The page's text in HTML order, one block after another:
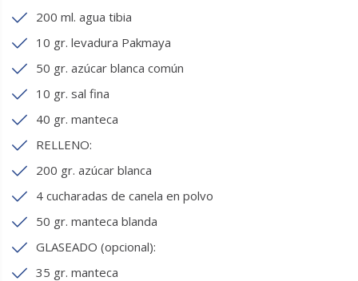
200 ml. agua tibia
10 gr. levadura Pakmaya
50 gr. azúcar blanca común
10 gr. sal fina
40 gr. manteca
RELLENO:
200 gr. azúcar blanca
4 cucharadas de canela en polvo
50 gr. manteca blanda
GLASEADO (opcional):
35 gr. manteca